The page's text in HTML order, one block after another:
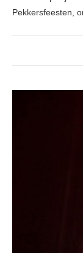
Pekkersfeesten,